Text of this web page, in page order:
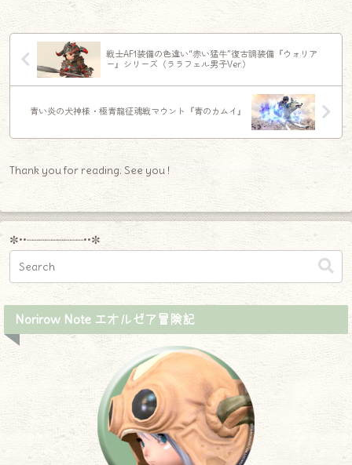
戦士AF1装備の色違い“赤い猛牛”復古調装備『ウォリア
ー』シリーズ（ララフェル男子Ver.）
青い炎の犬神様・極青龍征魂戦マウント『青のカムイ』
Thank you for reading. See you !
✼••┈┈┈┈┈┈┈┈┈••✼
Norirow Note エオルゼア冒険記